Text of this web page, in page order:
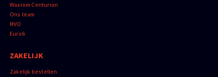
Waarom Centurion
Ons team
MVO
Euro6
ZAKELIJK
Zakelijk bestellen